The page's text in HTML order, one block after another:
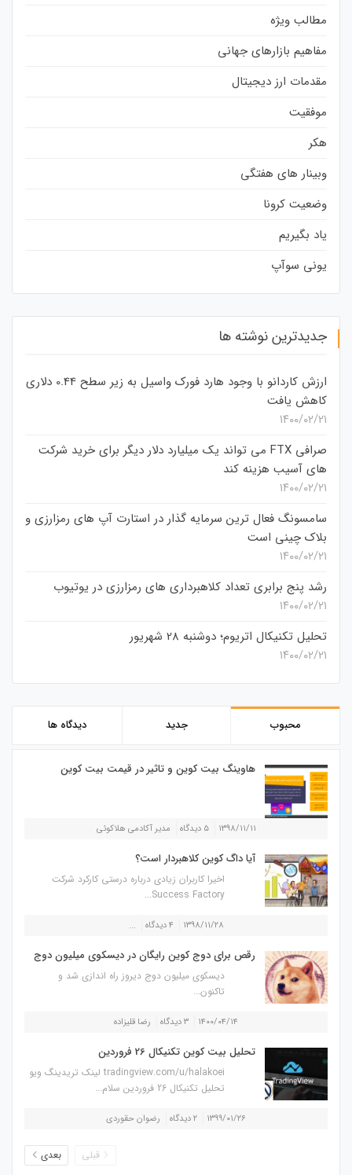
مطالب ویژه
مفاهیم بازارهای جهانی
مقدمات ارز دیجیتال
موفقیت
هکر
وبینار های هفتگی
وضعیت کرونا
یاد بگیریم
یونی سوآپ
جدیدترین نوشته ها
ارزش کاردانو با وجود هارد فورک واسیل به زیر سطح 0.44 دلاری
کاهش یافت
۱۴۰۰/۰۲/۲۱
صرافی FTX می تواند یک میلیارد دلار دیگر برای خرید شرکت
های آسیب هزینه کند
۱۴۰۰/۰۲/۲۱
سامسونگ فعال‌ ترین سرمایه‌ گذار در استارت‌ آپ‌ های رمزارزی و
بلاک چینی است
۱۴۰۰/۰۲/۲۱
رشد پنج برابری تعداد کلاهبرداری های رمزارزی در یوتیوب
۱۴۰۰/۰۲/۲۱
تحلیل تکنیکال اتریوم؛ دوشنبه 28 شهریور
۱۴۰۰/۰۲/۲۱
محبوب جدید دیدگاه ها
هاوینگ بیت کوین و تاثیر در قیمت بیت کوین
۱۳۹۸/۱۱/۱۱ ۵ دیدگاه مدیر آکادمی هلاکوئی
آیا داگ کوین کلاهبردار است؟
اخیرا کاربران زیادی درباره درستی کارکرد شرکت
Success Factory...
۱۳۹۸/۱۱/۲۸ ۴ دیدگاه ...
رقص برای دوج کوین رایگان در دیسکوی میلیون دوج
دیسکوی میلیون دوج دیروز راه اندازی شد و
تاکنون...
۱۴۰۰/۰۴/۱۴ ۳ دیدگاه رضا قلیزاده
تحلیل بیت کوین تکنیکال 26 فروردین
tradingview.com/u/halakoei لینک تریدینگ ویو
تحلیل تکنیکال 26 فروردین سلام...
۱۳۹۹/۰۱/۲۶ ۲ دیدگاه رضوان حقوردی
قبلی بعدی